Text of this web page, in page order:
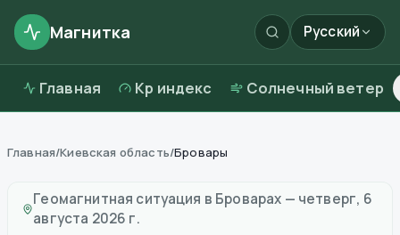
Магнитка Русский
Главная Kp индекс Солнечный ветер
Главная/Киевская область/Бровары
Геомагнитная ситуация в Броварах — четверг, 6
августа 2026 г.